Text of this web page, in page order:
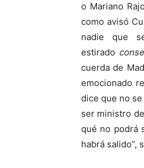
o Mariano
como avisó
nadie que
estirado
cuerda de
emocionado
dice que no
ser ministro
qué no podrá
habrá salido”,